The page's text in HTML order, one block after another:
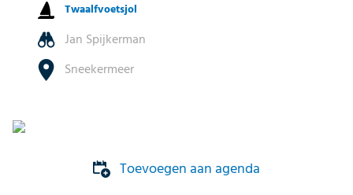
Twaalfvoetsjol
Jan Spijkerman
Sneekermeer
Toevoegen aan agenda